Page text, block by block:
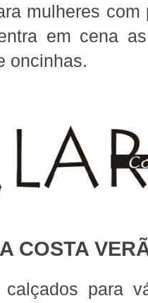
mulheres com
em cena
oncinhas.
COSTA
para